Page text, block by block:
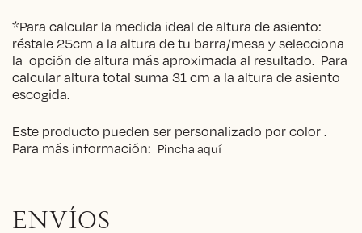
*Para calcular la medida ideal de altura de asiento:
réstale 25cm a la altura de tu barra/mesa y selecciona
la opción de altura más aproximada al resultado. Para
calcular altura total suma 31 cm a la altura de asiento
escogida.
Este producto pueden ser personalizado por color .
Para más información: Pincha aquí
ENVÍOS